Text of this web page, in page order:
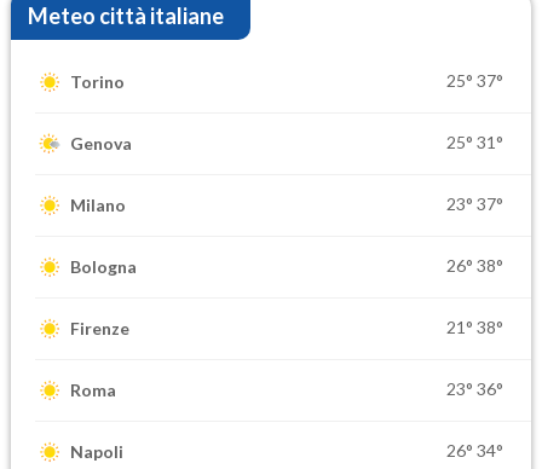
Meteo città italiane
Torino 25° 37°
Genova 25° 31°
Milano 23° 37°
Bologna 26° 38°
Firenze 21° 38°
Roma 23° 36°
Napoli 26° 34°